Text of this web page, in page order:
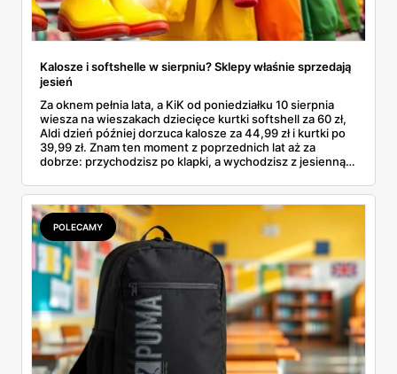
Kalosze i softshelle w sierpniu? Sklepy właśnie sprzedają
jesień
Za oknem pełnia lata, a KiK od poniedziałku 10 sierpnia
wiesza na wieszakach dziecięce kurtki softshell za 60 zł,
Aldi dzień później dorzuca kalosze za 44,99 zł i kurtki po
39,99 zł. Znam ten moment z poprzednich lat aż za
dobrze: przychodzisz po klapki, a wychodzisz z jesienną
pojawi się w gazetkach w przyszłym tygodniu i czy jest
sens kupować jesień, zanim skończą się wakacje.
POLECAMY